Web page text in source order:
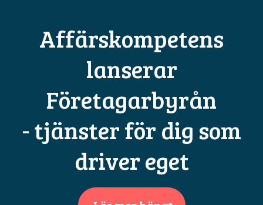
Affärskompetens
lanserar
Företagarbyrån
- tjänster för dig som
driver eget